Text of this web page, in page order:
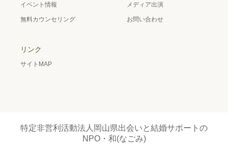
イベント情報
無料カウンセリング
メディア出演
お問い合わせ
リンク
サイトMAP
特定非営利活動法人岡山県出会いと結婚サポートの
NPO・和(なごみ)